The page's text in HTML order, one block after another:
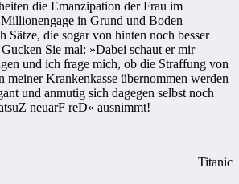
die Emanzipation der Frau im
in Grund und Boden
Sätze, die sogar von hinten noch besser
Sie mal: »Dabei schaut er mir
und ich frage mich, ob die Straffung von
Krankenkasse übernommen werden
und anmutig sich dagegen selbst noch
neuarF reD« ausnimmt!
Titanic